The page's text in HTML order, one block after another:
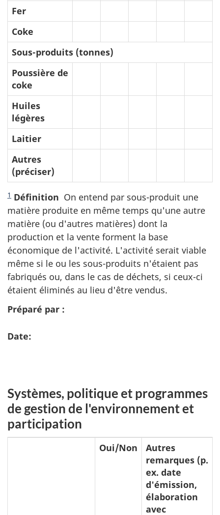
Fer
Coke
Sous-produits (tonnes)
Poussière de
coke
Huiles
légères
Laitier
Autres
(préciser)
1 Définition On entend par sous-produit une
matière produite en même temps qu'une autre
matière (ou d'autres matières) dont la
production et la vente forment la base
économique de l'activité. L'activité serait viable
même si le ou les sous-produits n'étaient pas
fabriqués ou, dans le cas de déchets, si ceux-ci
étaient éliminés au lieu d'être vendus.
Préparé par :
Date:
Systèmes, politique et programmes
de gestion de l'environnement et
participation
Oui/Non
Autres
remarques (p.
ex. date
d'émission,
élaboration
avec